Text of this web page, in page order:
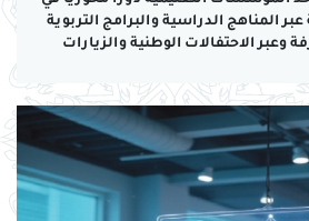
المناهج الدراسية والبرامج التربوية
وعبر الاحتفالات الوطنية والزيارات
، كما يبرز دور المعلم باعتباره
الوطنية في سلوكه وأدائه
على دور المؤسسات التعليمية...